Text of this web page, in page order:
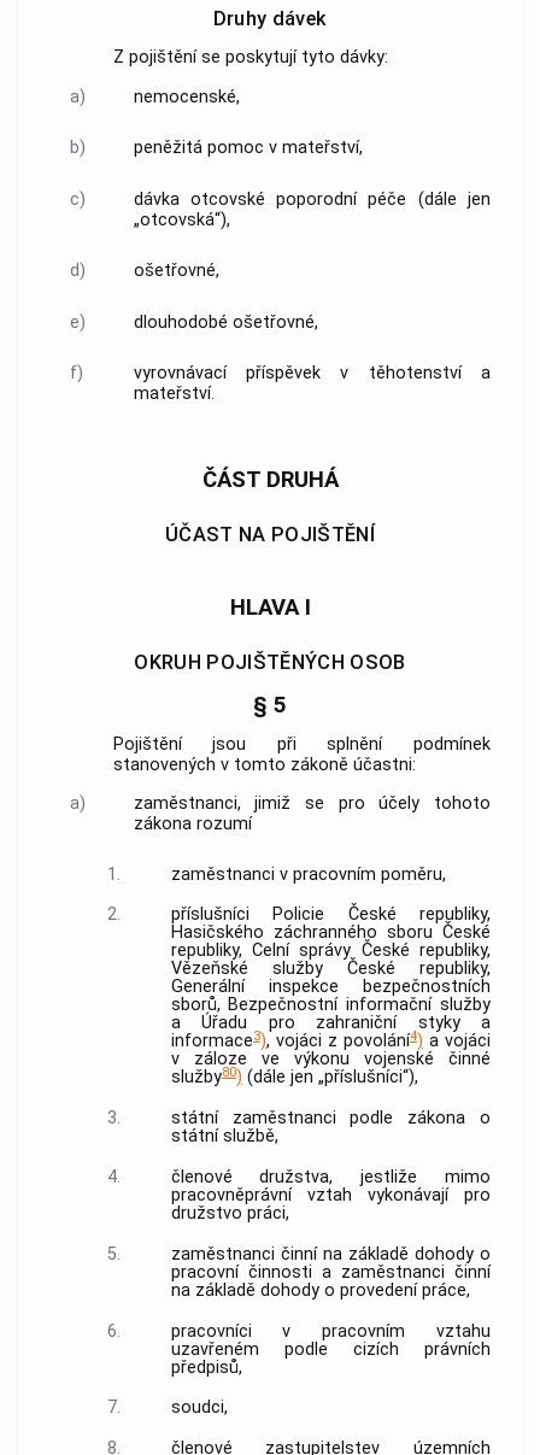
Druhy dávek
Z pojištění se poskytují tyto dávky:
a)
nemocenské,
b) peněžitá pomoc v mateřství,
c) dávka otcovské poporodní péče (dále jen
„otcovská“),
d) ošetřovné,
e) dlouhodobé ošetřovné,
f)
vyrovnávací příspěvek v těhotenství a
mateřství.
ČÁST DRUHÁ
ÚČAST NA POJIŠTĚNÍ
HLAVA I
OKRUH POJIŠTĚNÝCH OSOB
§ 5
Pojištění jsou při splnění podmínek
stanovených v tomto zákoně účastni:
a)
zaměstnanci, jimiž se pro účely tohoto
zákona rozumí
1.
zaměstnanci v pracovním poměru,
2.
příslušníci Policie České republiky,
Hasičského záchranného sboru České
republiky, Celní správy České republiky,
Vězeňské službyČeské republiky,
Generální inspekce bezpečnostních
sborů, Bezpečnostní informační služby
a Úřadu pro zahraniční styky a
informace3), vojáci z povolání4) a vojáci
v záloze ve výkonu vojenské činné
služby80) (dále jen „příslušníci“),
3.
státní zaměstnanci podle zákona o
státní službě,
4.
členové družstva, jestliže mimo
pracovněprávní vztah vykonávají pro
družstvo práci,
5.
zaměstnanci činní na základě dohody o
pracovní činnosti a zaměstnanci činní
na základě dohody o provedení práce,
6.
pracovníci v pracovním vztahu
uzavřeném podle cizích právních
předpisů,
7.
soudci,
8.
členové zastupitelstev územních